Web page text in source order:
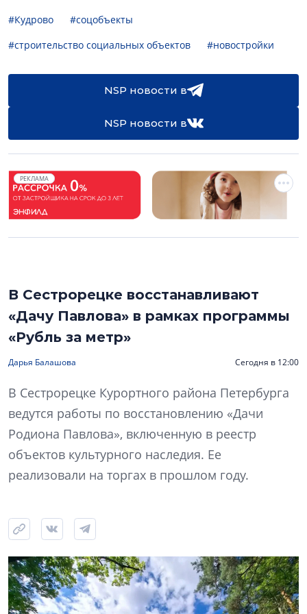
#Кудрово
#соцобъекты
#строительство социальных объектов
#новостройки
NSP новости в
NSP новости в
РЕКЛАМА
В Сестрорецке восстанавливают
«Дачу Павлова» в рамках программы
«Рубль за метр»
Дарья Балашова Сегодня в 12:00
В Сестрорецке Курортного района Петербурга
ведутся работы по восстановлению «Дачи
Родиона Павлова», включенную в реестр
объектов культурного наследия. Ее
реализовали на торгах в прошлом году.